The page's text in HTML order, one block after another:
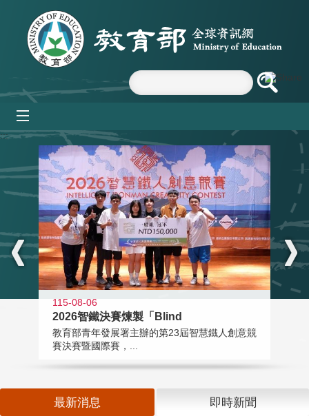
跳到主要內容區塊
:::
115-08-06
2026智鐵決賽煉製「Blind
教育部青年發展署主辦的第23屆智慧鐵人創意競
賽決賽暨國際賽，...
最新消息 即時新聞